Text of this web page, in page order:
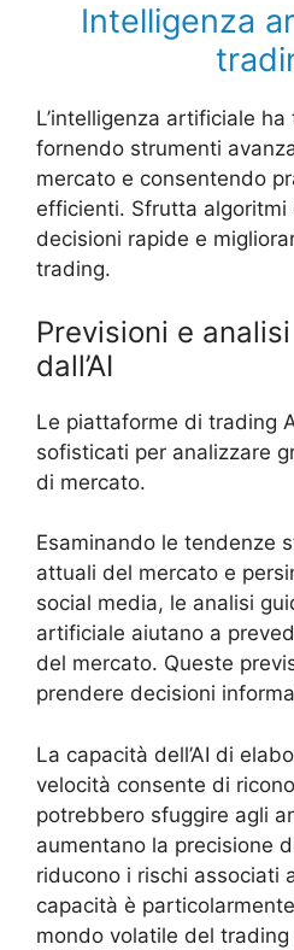
Intelligenza
L’intelligenza artificiale
fornendo strumenti
mercato e consentendo
efficienti. Sfrutta algoritmi
decisioni rapide e
trading.
Previsioni e
dall’AI
Le piattaforme di trading
sofisticati per analizzare
di mercato.
Esaminando le tendenze
attuali del mercato e
social media, le analisi
artificiale aiutano a
del mercato. Queste
prendere decisioni
La capacità dell’AI di
velocità consente di
potrebbero sfuggire agli
aumentano la precisione
riducono i rischi associati
capacità è
mondo volatile del